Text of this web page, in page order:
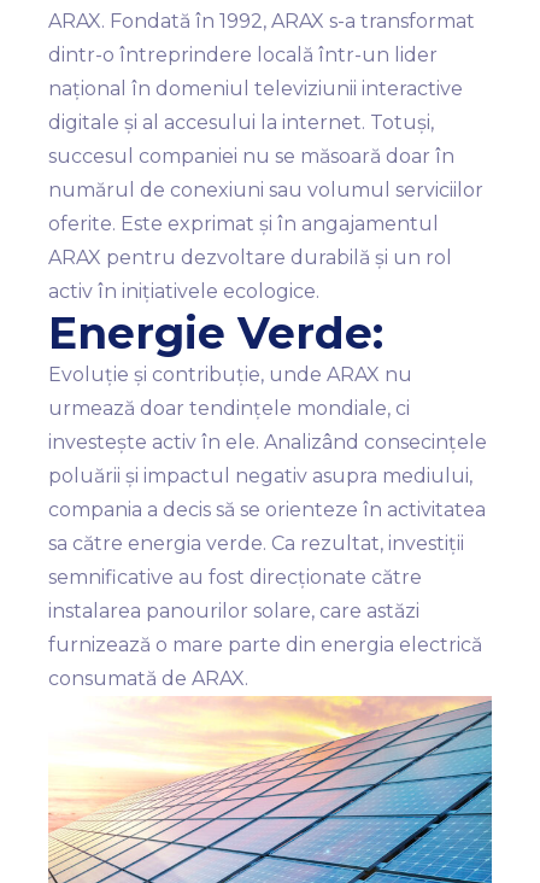
ARAX. Fondată în 1992, ARAX s-a transformat
dintr-o întreprindere locală într-un lider
național în domeniul televiziunii interactive
digitale și al accesului la internet. Totuși,
succesul companiei nu se măsoară doar în
numărul de conexiuni sau volumul serviciilor
oferite. Este exprimat și în angajamentul
ARAX pentru dezvoltare durabilă și un rol
activ în inițiativele ecologice.
Energie Verde:
Evoluție și contribuție, unde ARAX nu
urmează doar tendințele mondiale, ci
investește activ în ele. Analizând consecințele
poluării și impactul negativ asupra mediului,
compania a decis să se orienteze în activitatea
sa către energia verde. Ca rezultat, investiții
semnificative au fost direcționate către
instalarea panourilor solare, care astăzi
furnizează o mare parte din energia electrică
consumată de ARAX.